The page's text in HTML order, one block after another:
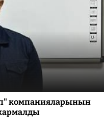
компанияларынын